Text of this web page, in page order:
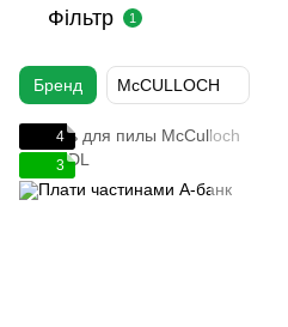
Фільтр 1
Бренд McCULLOCH
4
3